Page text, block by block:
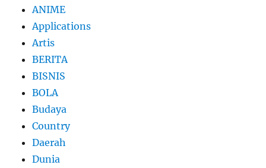
ANIME
Applications
Artis
BERITA
BISNIS
BOLA
Budaya
Country
Daerah
Dunia